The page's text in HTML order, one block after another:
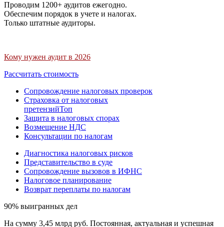
Проводим 1200+ аудитов ежегодно.
Обеспечим порядок в учете и налогах.
Только штатные аудиторы.
Кому нужен аудит в 2026
Рассчитать стоимость
Сопровождение налоговых проверок
Страховка от налоговых
претензийТоп
Защита в налоговых спорах
Возмещение НДС
Консультации по налогам
Диагностика налоговых рисков
Представительство в суде
Сопровождение вызовов в ИФНС
Налоговое планирование
Возврат переплаты по налогам
90% выигранных дел
На сумму 3,45 млрд руб. Постоянная, актуальная и успешная